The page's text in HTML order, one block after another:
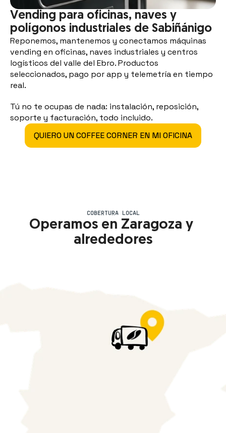
Vending para oficinas, naves y
polígonos industriales de Sabiñánigo
Reponemos, mantenemos y conectamos máquinas
vending en oficinas, naves industriales y centros
logísticos del valle del Ebro. Productos
seleccionados, pago por app y telemetría en tiempo
real.
Tú no te ocupas de nada: instalación, reposición,
soporte y facturación, todo incluido.
QUIERO UN COFFEE CORNER EN MI OFICINA
COBERTURA LOCAL
Operamos en Zaragoza y
alrededores